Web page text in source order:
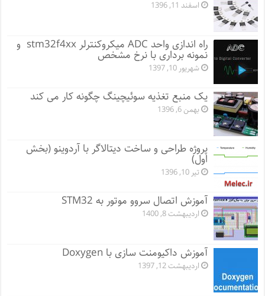
اسفند 11, 1396
راه اندازی واحد ADC میکروکنترلر stm32f4xx و
نمونه برداری با نرخ مشخص
شهریور 10, 1397
یک منبع تغذیه سوئیچینگ چگونه کار می کند
بهمن 6, 1396
پروژه طراحی و ساخت دیتالاگر با آردوینو (بخش
اول)
تیر 10, 1396
آموزش اتصال سروو موتور به STM32
اردیبهشت 8, 1400
آموزش داکیومنت سازی با Doxygen
اردیبهشت 12, 1397